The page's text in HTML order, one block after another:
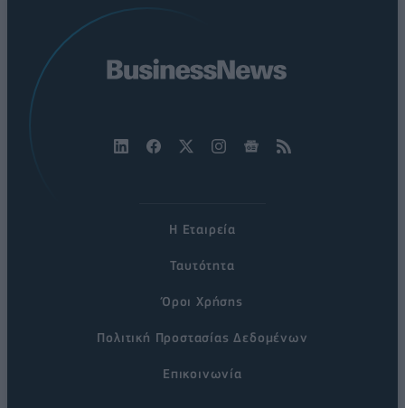
Η Εταιρεία
Ταυτότητα
Όροι Χρήσης
Πολιτική Προστασίας Δεδομένων
Επικοινωνία